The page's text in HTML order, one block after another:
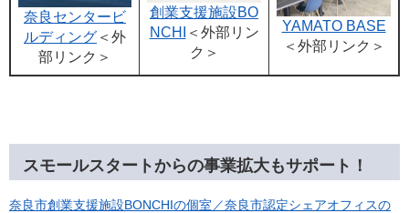
​奈良センタービ
ルディング ＜外
部リンク＞
創業支援施設BO
NCHI
＜外部リン
ク＞
YAMATO BASE
＜外部リンク＞
スモールスタートからの事業拡大もサポート！
奈良市創業支援施設BONCHIの個室／奈良市認定シェアオフィスの